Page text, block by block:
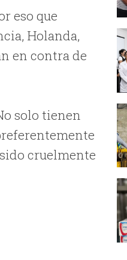
eso que
Holanda,
en contra de
solo tienen
cruelmente